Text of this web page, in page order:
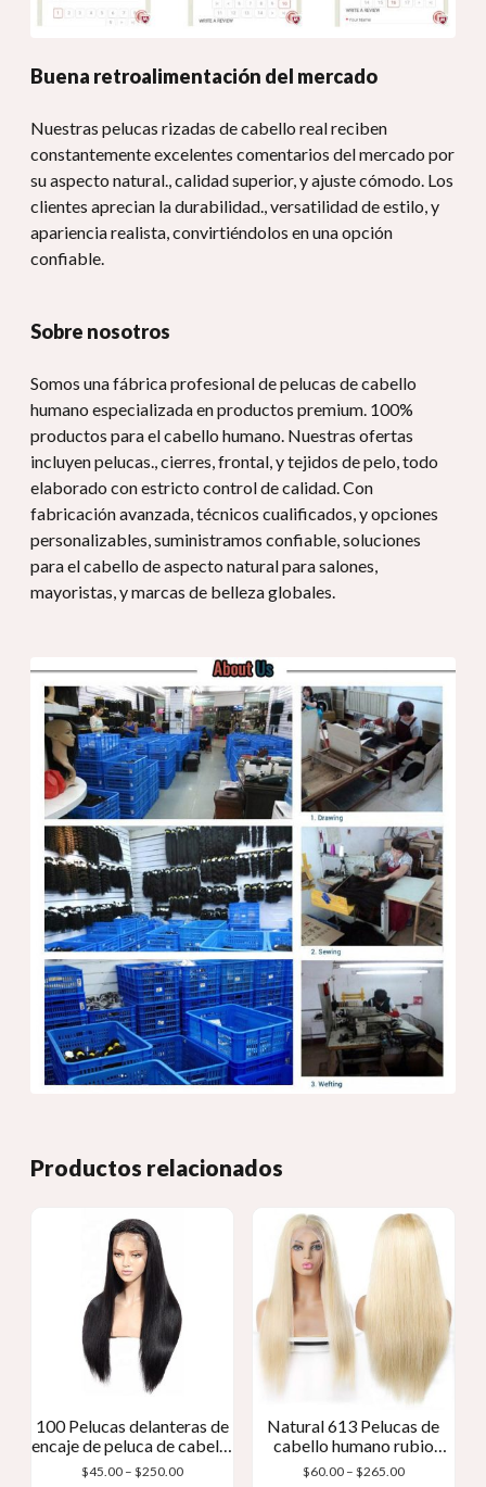
Buena retroalimentación del mercado
Nuestras pelucas rizadas de cabello real reciben
constantemente excelentes comentarios del mercado por
su aspecto natural., calidad superior, y ajuste cómodo. Los
clientes aprecian la durabilidad., versatilidad de estilo, y
apariencia realista, convirtiéndolos en una opción
confiable.
Sobre nosotros
Somos una fábrica profesional de pelucas de cabello
humano especializada en productos premium. 100%
productos para el cabello humano. Nuestras ofertas
incluyen pelucas., cierres, frontal, y tejidos de pelo, todo
elaborado con estricto control de calidad. Con
fabricación avanzada, técnicos cualificados, y opciones
personalizables, suministramos confiable, soluciones
para el cabello de aspecto natural para salones,
mayoristas, y marcas de belleza globales.
Productos relacionados
100 Pelucas delanteras de
encaje de peluca de cabello
humano real
$45.00 – $250.00Gama
Natural 613 Pelucas de
cabello humano rubio
Peluca delantera de encaje
$60.00 – $265.00Gama